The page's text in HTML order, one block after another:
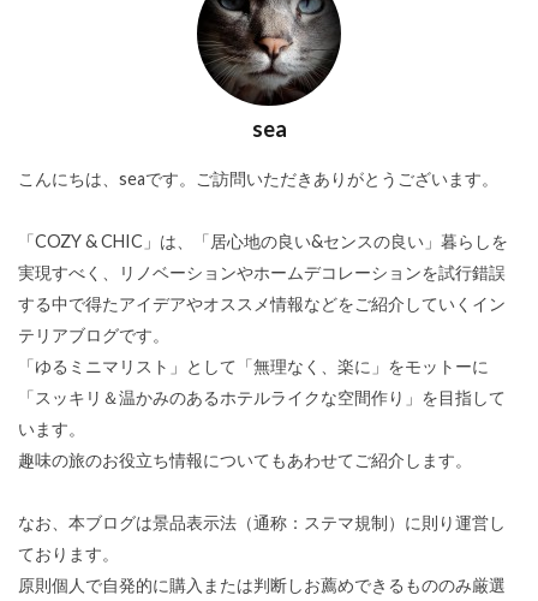
sea
こんにちは、seaです。ご訪問いただきありがとうございます。
「COZY & CHIC」は、「居心地の良い&センスの良い」暮らしを
実現すべく、リノベーションやホームデコレーションを試行錯誤
する中で得たアイデアやオススメ情報などをご紹介していくイン
テリアブログです。
「ゆるミニマリスト」として「無理なく、楽に」をモットーに
「スッキリ＆温かみのあるホテルライクな空間作り」を目指して
います。
趣味の旅のお役立ち情報についてもあわせてご紹介します。
なお、本ブログは景品表示法（通称：ステマ規制）に則り運営し
ております。
原則個人で自発的に購入または判断しお薦めできるもののみ厳選